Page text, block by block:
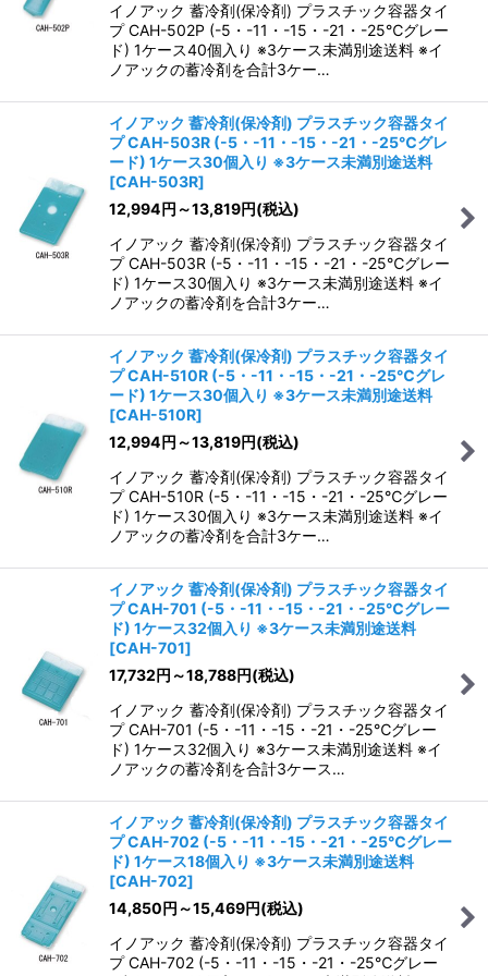
イノアック 蓄冷剤(保冷剤) プラスチック容器タイ
プ CAH-502P (-5・-11・-15・-21・-25℃グレー
ド) 1ケース40個入り ※3ケース未満別途送料 ※イ
ノアックの蓄冷剤を合計3ケー…
イノアック 蓄冷剤(保冷剤) プラスチック容器タイ
プ CAH-503R (-5・-11・-15・-21・-25℃グレ
ード) 1ケース30個入り ※3ケース未満別途送料
[CAH-503R]
12,994円 ～13,819円(税込)
イノアック 蓄冷剤(保冷剤) プラスチック容器タイ
プ CAH-503R (-5・-11・-15・-21・-25℃グレー
ド) 1ケース30個入り ※3ケース未満別途送料 ※イ
ノアックの蓄冷剤を合計3ケー…
イノアック 蓄冷剤(保冷剤) プラスチック容器タイ
プ CAH-510R (-5・-11・-15・-21・-25℃グレ
ード) 1ケース30個入り ※3ケース未満別途送料
[CAH-510R]
12,994円 ～13,819円(税込)
イノアック 蓄冷剤(保冷剤) プラスチック容器タイ
プ CAH-510R (-5・-11・-15・-21・-25℃グレー
ド) 1ケース30個入り ※3ケース未満別途送料 ※イ
ノアックの蓄冷剤を合計3ケー…
イノアック 蓄冷剤(保冷剤) プラスチック容器タイ
プ CAH-701 (-5・-11・-15・-21・-25℃グレー
ド) 1ケース32個入り ※3ケース未満別途送料
[CAH-701]
17,732円 ～18,788円(税込)
イノアック 蓄冷剤(保冷剤) プラスチック容器タイ
プ CAH-701 (-5・-11・-15・-21・-25℃グレー
ド) 1ケース32個入り ※3ケース未満別途送料 ※イ
ノアックの蓄冷剤を合計3ケース…
イノアック 蓄冷剤(保冷剤) プラスチック容器タイ
プ CAH-702 (-5・-11・-15・-21・-25℃グレー
ド) 1ケース18個入り ※3ケース未満別途送料
[CAH-702]
14,850円 ～15,469円(税込)
イノアック 蓄冷剤(保冷剤) プラスチック容器タイ
プ CAH-702 (-5・-11・-15・-21・-25℃グレー